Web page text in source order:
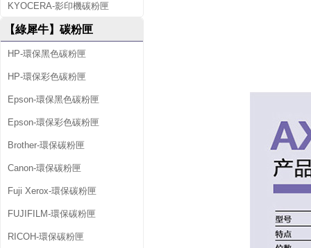
KYOCERA-影印機碳粉匣
【綠犀牛】碳粉匣
HP-環保黑色碳粉匣
HP-環保彩色碳粉匣
Epson-環保黑色碳粉匣
Epson-環保彩色碳粉匣
Brother-環保碳粉匣
Canon-環保碳粉匣
Fuji Xerox-環保碳粉匣
FUJIFILM-環保碳粉匣
RICOH-環保碳粉匣